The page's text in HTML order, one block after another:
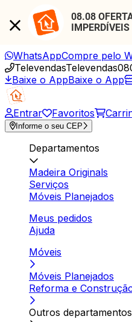
08.08
IMPERDÍVEIS
WhatsAppCompre pelo
TelevendasTelevendas
Baixe o AppBaixe o App
Entrar Favoritos
Informe o seu CEP
Departamentos
Madeira Originals
Serviços
Móveis Planejados
Meus pedidos
Ajuda
Móveis
Móveis Planejados
Reforma e
Outros departamentos